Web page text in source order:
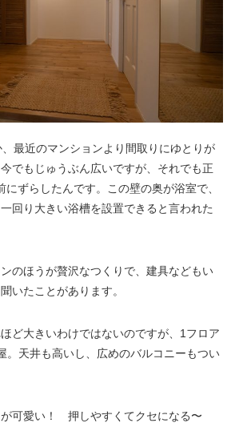
最近のマンションより間取りにゆとりが
でもじゅうぶん広いですが、それでも正
ずらしたんです。この壁の奥が浴室で、
回り大きい浴槽を設置できると言われた
のほうが贅沢なつくりで、建具などもい
いたことがあります。
ど大きいわけではないのですが、1フロア
。天井も高いし、広めのバルコニーもつい
可愛い！ 押しやすくてクセになる〜